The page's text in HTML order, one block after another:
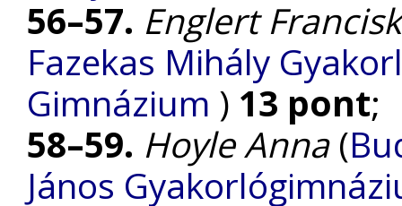
56–57. Englert
Fazekas Mihály
Gimnázium ) 13 pont;
58–59. Hoyle Anna(
János